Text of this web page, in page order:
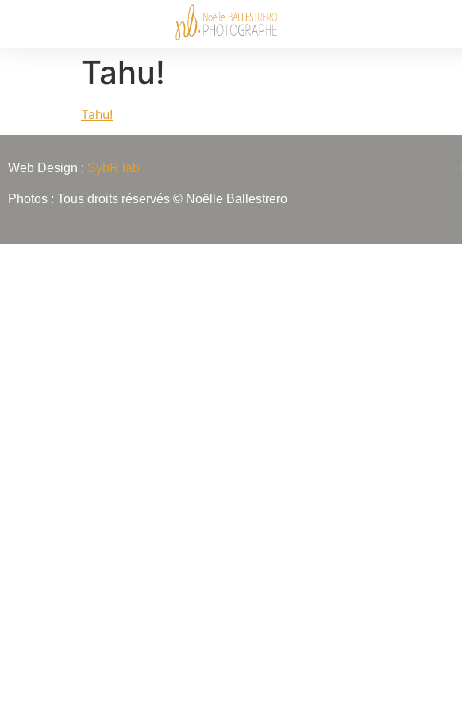
Tahu!
Tahu!
Web Design : SybR lab
Photos : Tous droits réservés © Noëlle Ballestrero